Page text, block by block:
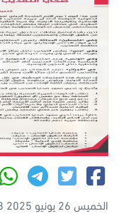
الخميس 26 يونيو 2025 10:08 م